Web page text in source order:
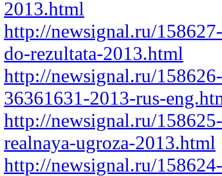
2013.html
http://newsignal.ru/
do-rezultata-2013.html
http://newsignal.ru/
36361631-2013-rus-
http://newsignal.ru/
realnaya-ugroza-2013.html
http://newsignal.ru/